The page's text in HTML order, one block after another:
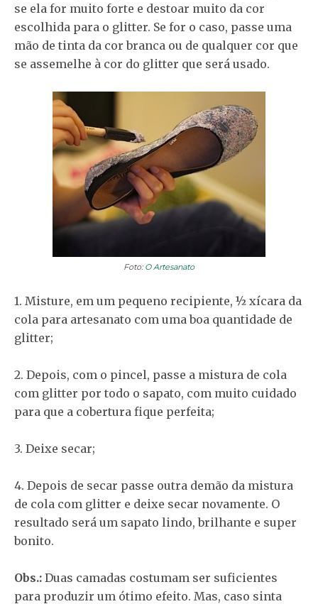
se ela for muito forte e destoar muito da cor
escolhida para o glitter. Se for o caso, passe uma
mão de tinta da cor branca ou de qualquer cor que
se assemelhe à cor do glitter que será usado.
Foto: O Artesanato
1. Misture, em um pequeno recipiente, ½ xícara da
cola para artesanato com uma boa quantidade de
glitter;
2. Depois, com o pincel, passe a mistura de cola
com glitter por todo o sapato, com muito cuidado
para que a cobertura fique perfeita;
3. Deixe secar;
4. Depois de secar passe outra demão da mistura
de cola com glitter e deixe secar novamente. O
resultado será um sapato lindo, brilhante e super
bonito.
Obs.: Duas camadas costumam ser suficientes
para produzir um ótimo efeito. Mas, caso sinta